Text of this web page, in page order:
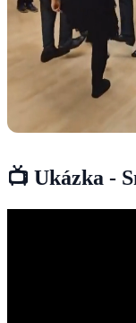
📺 Ukázka -